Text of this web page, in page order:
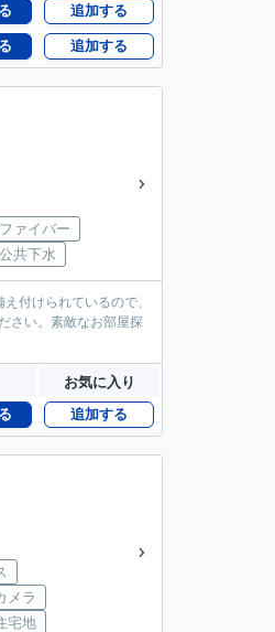
追加する
追加する
ァイバー
公共下水
付けられているので、
さい。素敵なお部屋探
お気に入り
追加する
メラ
宅地